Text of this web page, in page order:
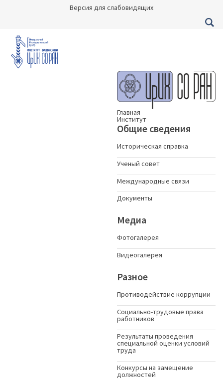
Версия для слабовидящих
Главная
Институт
Общие сведения
Историческая справка
Ученый совет
Международные связи
Документы
Медиа
Фотогалерея
Видеогалерея
Разное
Противодействие коррупции
Социально-трудовые права
работников
Результаты проведения
специальной оценки условий
труда
Конкурсы на замещение
должностей